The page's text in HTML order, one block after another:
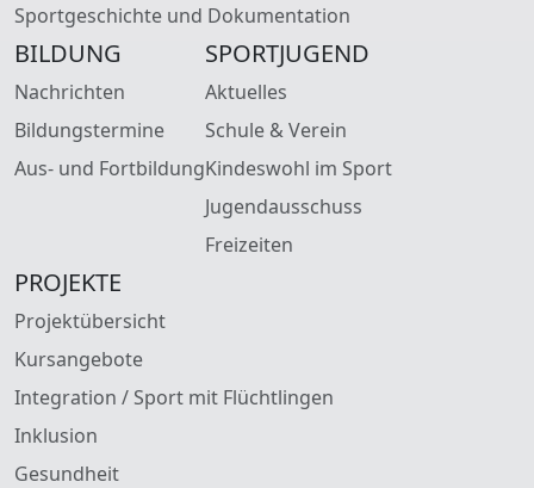
Sportgeschichte und Dokumentation
BILDUNG
Nachrichten
Bildungstermine
Aus- und Fortbildung
SPORTJUGEND
Aktuelles
Schule & Verein
Kindeswohl im Sport
Jugendausschuss
Freizeiten
PROJEKTE
Projektübersicht
Kursangebote
Integration / Sport mit Flüchtlingen
Inklusion
Gesundheit